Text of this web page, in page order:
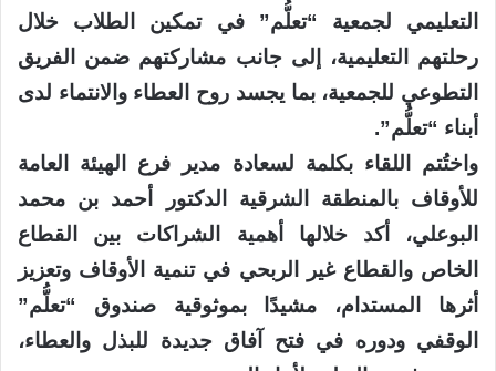
التعليمي لجمعية “تعلُّم” في تمكين الطلاب خلال
رحلتهم التعليمية، إلى جانب مشاركتهم ضمن الفريق
التطوعي للجمعية، بما يجسد روح العطاء والانتماء لدى
أبناء “تعلُّم”.
واختُتم اللقاء بكلمة لسعادة مدير فرع الهيئة العامة
للأوقاف بالمنطقة الشرقية الدكتور أحمد بن محمد
البوعلي، أكد خلالها أهمية الشراكات بين القطاع
الخاص والقطاع غير الربحي في تنمية الأوقاف وتعزيز
أثرها المستدام، مشيدًا بموثوقية صندوق “تعلُّم”
الوقفي ودوره في فتح آفاق جديدة للبذل والعطاء،